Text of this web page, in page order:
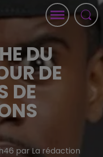
DU
DE
DE
par La rédaction